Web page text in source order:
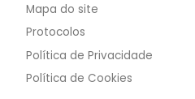
Mapa do site
Protocolos
Política de Privacidade
Política de Cookies